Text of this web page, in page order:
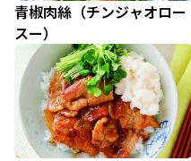
青椒肉絲（チンジャオロー
スー）